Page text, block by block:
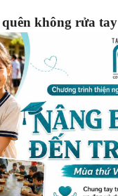
không rửa tay